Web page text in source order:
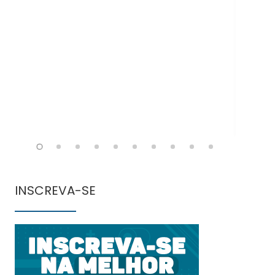
INSCREVA-SE